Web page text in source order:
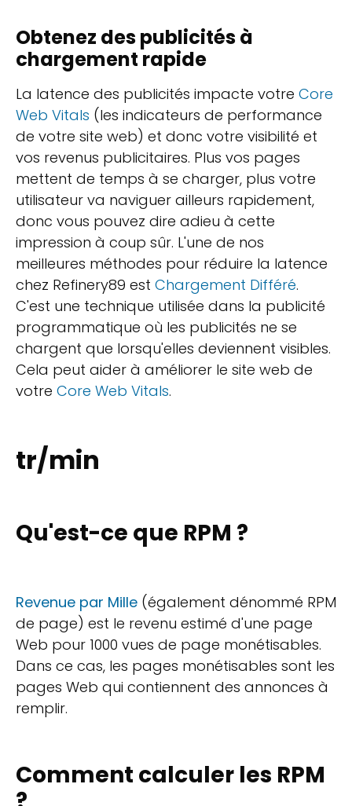
Obtenez des publicités à
chargement rapide
La latence des publicités impacte votre Core
Web Vitals (les indicateurs de performance
de votre site web) et donc votre visibilité et
vos revenus publicitaires. Plus vos pages
mettent de temps à se charger, plus votre
utilisateur va naviguer ailleurs rapidement,
donc vous pouvez dire adieu à cette
impression à coup sûr. L'une de nos
meilleures méthodes pour réduire la latence
chez Refinery89 est Chargement Différé.
C'est une technique utilisée dans la publicité
programmatique où les publicités ne se
chargent que lorsqu'elles deviennent visibles.
Cela peut aider à améliorer le site web de
votre Core Web Vitals.
tr/min
Qu'est-ce que RPM ?
Revenue par Mille (également dénommé RPM
de page) est le revenu estimé d'une page
Web pour 1000 vues de page monétisables.
Dans ce cas, les pages monétisables sont les
pages Web qui contiennent des annonces à
remplir.
Comment calculer les RPM